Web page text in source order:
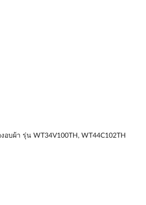
บผ้า รุ่น WT34V100TH, WT44C102TH